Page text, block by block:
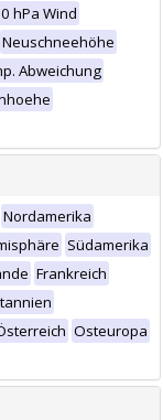
hPa Wind
Neuschneehöhe
Abweichung
Nordamerika
Südamerika
Frankreich
Osteuropa